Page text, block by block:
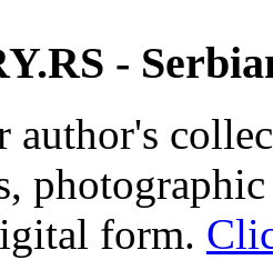
-
author's
form.